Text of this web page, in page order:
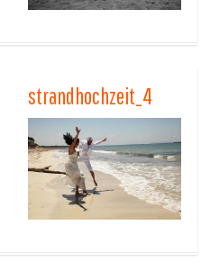
strandhochzeit_4